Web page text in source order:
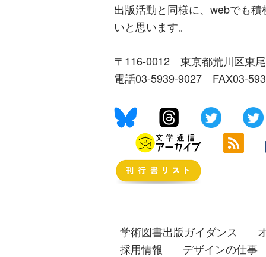
出版活動と同様に、webでも
いと思います。
〒116-0012 東京都荒川区東
電話03-5939-9027 FAX03-
学術図書出版ガイダンス
採用情報
デザインの仕事